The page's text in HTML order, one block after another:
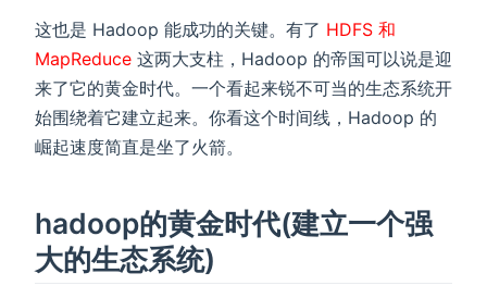
这也是 Hadoop 能成功的关键。有了 HDFS 和
MapReduce 这两大支柱，Hadoop 的帝国可以说是迎
来了它的黄金时代。一个看起来锐不可当的生态系统开
始围绕着它建立起来。你看这个时间线，Hadoop 的
崛起速度简直是坐了火箭。
hadoop的黄金时代(建立一个强
大的生态系统)